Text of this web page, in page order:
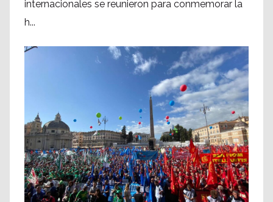
internacionales se reunieron para conmemorar la
h...